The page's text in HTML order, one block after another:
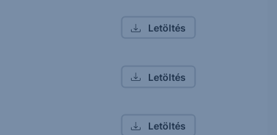
Letöltés
Letöltés
Letöltés